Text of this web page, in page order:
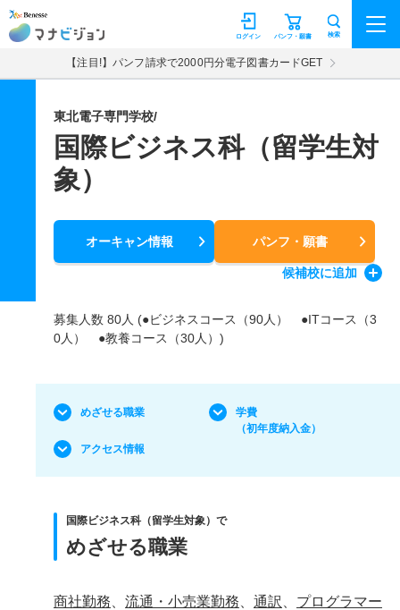
マナビジョン パンフ・願書
ログイン 検索
【注目!】パンフ請求で2000円分電子図書カードGET
東北電子専門学校/
国際ビジネス科（留学生対
象）
オーキャン情報 パンフ・願書
候補校に追加
募集人数 80人 (●ビジネスコース（90人） ●ITコース（3
0人） ●教養コース（30人）)
めざせる職業
学費
（初年度納入金）
アクセス情報
国際ビジネス科（留学生対象）で
めざせる職業
商社勤務 流通・小売業勤務 通訳 プログラマー